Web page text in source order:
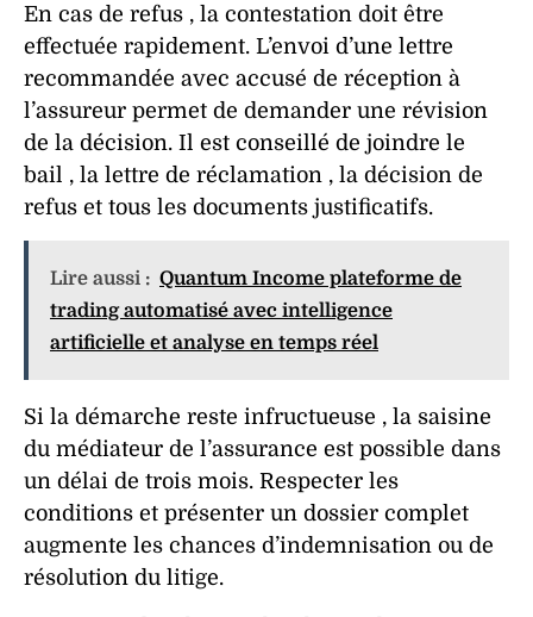
En cas de refus , la contestation doit être
effectuée rapidement. L’envoi d’une lettre
recommandée avec accusé de réception à
l’assureur permet de demander une révision
de la décision. Il est conseillé de joindre le
bail , la lettre de réclamation , la décision de
refus et tous les documents justificatifs.
Lire aussi : Quantum Income plateforme de
trading automatisé avec intelligence
artificielle et analyse en temps réel
Si la démarche reste infructueuse , la saisine
du médiateur de l’assurance est possible dans
un délai de trois mois. Respecter les
conditions et présenter un dossier complet
augmente les chances d’indemnisation ou de
résolution du litige.